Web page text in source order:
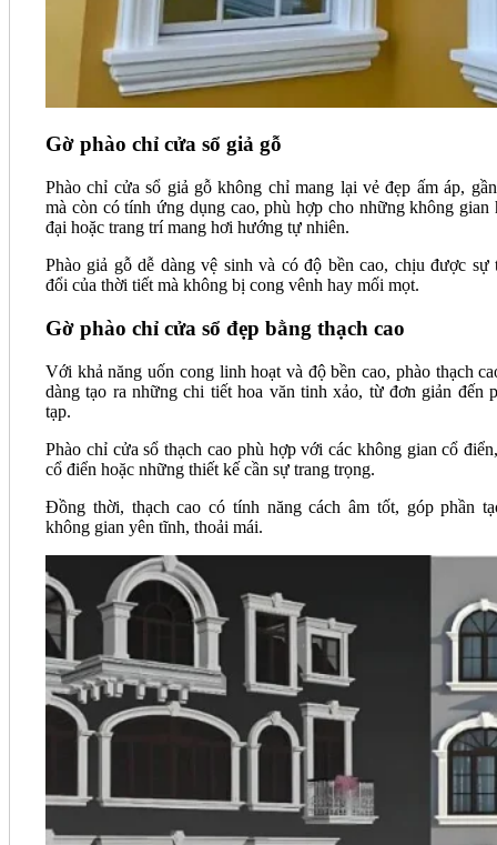
Gờ phào chỉ cửa sổ giả gỗ
Phào chỉ cửa sổ giả gỗ không chỉ mang lại vẻ đẹp ấm áp,
mà còn có tính ứng dụng cao, phù hợp cho những không gian
đại hoặc trang trí mang hơi hướng tự nhiên.
Phào giả gỗ dễ dàng vệ sinh và có độ bền cao, chịu được sự
đổi của thời tiết mà không bị cong vênh hay mối mọt.
Gờ phào chỉ cửa sổ đẹp bằng thạch cao
Với khả năng uốn cong linh hoạt và độ bền cao, phào thạch
dàng tạo ra những chi tiết hoa văn tinh xảo, từ đơn giản đến
tạp.
Phào chỉ cửa sổ thạch cao phù hợp với các không gian cổ
cổ điển hoặc những thiết kế cần sự trang trọng.
Đồng thời, thạch cao có tính năng cách âm tốt, góp phần
không gian yên tĩnh, thoải mái.